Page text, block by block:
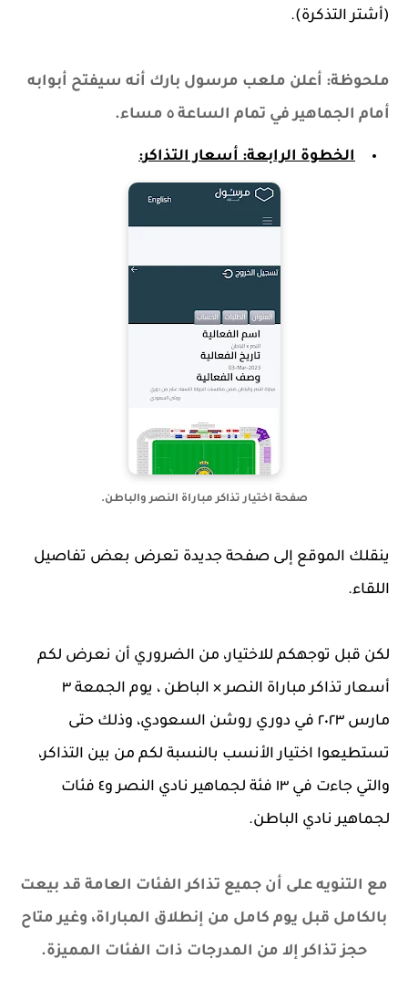
(أشتر التذكرة).
ملحوظة: أعلن ملعب مرسول بارك أنه سيفتح أبوابه
أمام الجماهير في تمام الساعة ٥ مساء.
الخطوة الرابعة: أسعار التذاكر:
صفحة اختيار تذاكر مباراة النصر والباطن.
ينقلك الموقع إلى صفحة جديدة تعرض بعض تفاصيل
اللقاء.
لكن قبل توجهكم للاختيار، من الضروري أن نعرض لكم
أسعار تذاكر مباراة النصر × الباطن ، يوم الجمعة ٣
مارس ٢٠٢٣ في دوري روشن السعودي، وذلك حتى
تستطيعوا اختيار الأنسب بالنسبة لكم من بين التذاكر،
والتي جاءت في ١٣ فئة لجماهير نادي النصر و٤ فئات
لجماهير نادي الباطن.
مع التنويه على أن جميع تذاكر الفئات العامة قد بيعت
بالكامل قبل يوم كامل من إنطلاق المباراة، وغير متاح
حجز تذاكر إلا من المدرجات ذات الفئات المميزة.